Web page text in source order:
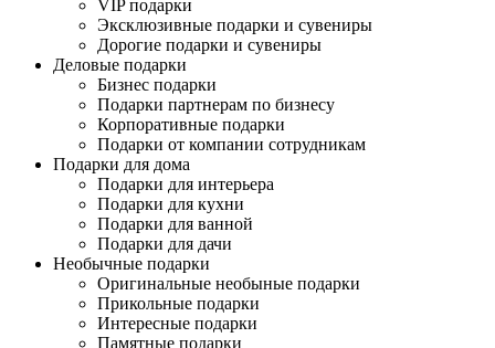
VIP подарки
Эксклюзивные подарки и сувениры
Дорогие подарки и сувениры
Деловые подарки
Бизнес подарки
Подарки партнерам по бизнесу
Корпоративные подарки
Подарки от компании сотрудникам
Подарки для дома
Подарки для интерьера
Подарки для кухни
Подарки для ванной
Подарки для дачи
Необычные подарки
Оригинальные необыные подарки
Прикольные подарки
Интересные подарки
Памятные подарки